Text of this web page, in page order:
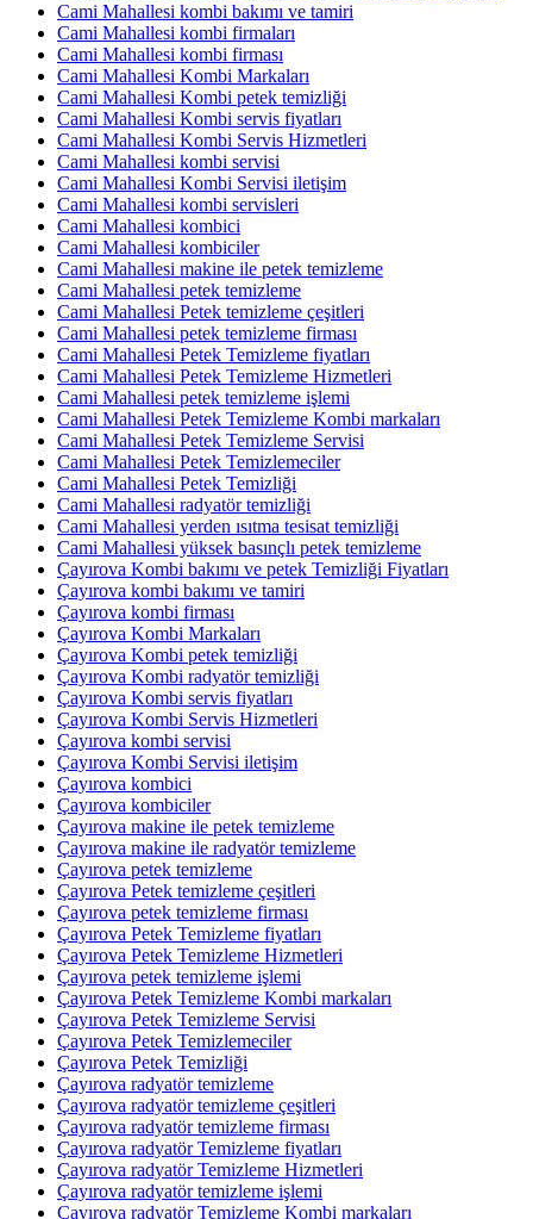
Cami Mahallesi kombi bakımı ve tamiri
Cami Mahallesi kombi firmaları
Cami Mahallesi kombi firması
Cami Mahallesi Kombi Markaları
Cami Mahallesi Kombi petek temizliği
Cami Mahallesi Kombi servis fiyatları
Cami Mahallesi Kombi Servis Hizmetleri
Cami Mahallesi kombi servisi
Cami Mahallesi Kombi Servisi iletişim
Cami Mahallesi kombi servisleri
Cami Mahallesi kombici
Cami Mahallesi kombiciler
Cami Mahallesi makine ile petek temizleme
Cami Mahallesi petek temizleme
Cami Mahallesi Petek temizleme çeşitleri
Cami Mahallesi petek temizleme firması
Cami Mahallesi Petek Temizleme fiyatları
Cami Mahallesi Petek Temizleme Hizmetleri
Cami Mahallesi petek temizleme işlemi
Cami Mahallesi Petek Temizleme Kombi markaları
Cami Mahallesi Petek Temizleme Servisi
Cami Mahallesi Petek Temizlemeciler
Cami Mahallesi Petek Temizliği
Cami Mahallesi radyatör temizliği
Cami Mahallesi yerden ısıtma tesisat temizliği
Cami Mahallesi yüksek basınçlı petek temizleme
Çayırova Kombi bakımı ve petek Temizliği Fiyatları
Çayırova kombi bakımı ve tamiri
Çayırova kombi firması
Çayırova Kombi Markaları
Çayırova Kombi petek temizliği
Çayırova Kombi radyatör temizliği
Çayırova Kombi servis fiyatları
Çayırova Kombi Servis Hizmetleri
Çayırova kombi servisi
Çayırova Kombi Servisi iletişim
Çayırova kombici
Çayırova kombiciler
Çayırova makine ile petek temizleme
Çayırova makine ile radyatör temizleme
Çayırova petek temizleme
Çayırova Petek temizleme çeşitleri
Çayırova petek temizleme firması
Çayırova Petek Temizleme fiyatları
Çayırova Petek Temizleme Hizmetleri
Çayırova petek temizleme işlemi
Çayırova Petek Temizleme Kombi markaları
Çayırova Petek Temizleme Servisi
Çayırova Petek Temizlemeciler
Çayırova Petek Temizliği
Çayırova radyatör temizleme
Çayırova radyatör temizleme çeşitleri
Çayırova radyatör temizleme firması
Çayırova radyatör Temizleme fiyatları
Çayırova radyatör Temizleme Hizmetleri
Çayırova radyatör temizleme işlemi
Çayırova radyatör Temizleme Kombi markaları